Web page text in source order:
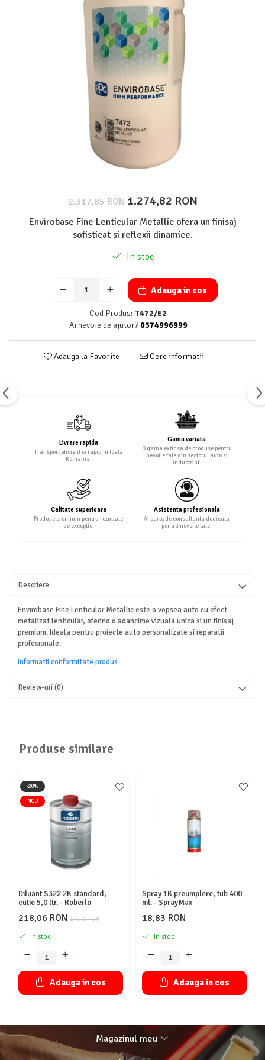
Sisteme si pahare PPS
2.317,85 RON 1.274,82 RON
Envirobase Fine Lenticular Metallic ofera un finisaj
sofisticat si reflexii dinamice.
In stoc
Adauga in cos
Cod Produs: T472/E2
Ai nevoie de ajutor? 0374996999
Adauga la Favorite Cere informatii
Livrare rapida
Transport eficient si rapid in toata
Romania.
Gama variata
O gama extinsa de produse pentru
nevoile tale din sectorul auto si
industrial.
Calitate superioara
Produse premium pentru rezultate
de exceptie.
Asistenta profesionala
Ai parte de consultanta dedicata
pentru nevoile tale.
Descriere
Envirobase Fine Lenticular Metallic este o vopsea auto cu efect
metalizat lenticular, oferind o adancime vizuala unica si un finisaj
premium. Ideala pentru proiecte auto personalizate si reparatii
profesionale.
Informatii conformitate produs
Review-uri(0)
Produse similare
-20%
NOU
Diluant S322 2K standard,
cutie 5,0 ltr. - Roberlo
272,58 RON
218,06 RON
In stoc
Adauga in cos
Spray 1K preumplere, tub 400
ml. - SprayMax
18,83 RON
In stoc
Adauga in cos
Magazinul meu